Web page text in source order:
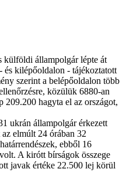
külföldi állampolgár lépte át
és kilépőoldalon - tájékoztatott
szerint a belépőoldalon több
közülük 6880-an
hagyta el az országot,
ukrán állampolgár érkezett
elmúlt 24 órában 32
ebből 16
A kirótt bírságok összege
javak értéke 22.500 lej körül